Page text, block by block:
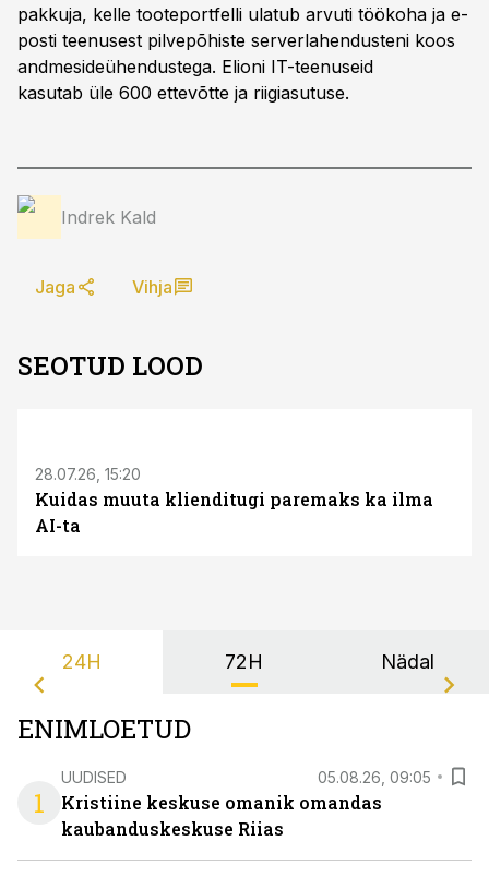
pakkuja, kelle tooteportfelli ulatub arvuti töökoha ja e-
posti teenusest pilvepõhiste serverlahendusteni koos
andmesideühendustega. Elioni IT-teenuseid
kasutab üle 600 ettevõtte ja riigiasutuse.
Indrek Kald
Jaga Vihja
SEOTUD LOOD
28.07.26, 15:20
Kuidas muuta klienditugi paremaks ka ilma
AI-ta
24H 72H Nädal
ENIMLOETUD
1
UUDISED 05.08.26, 09:05
Kristiine keskuse omanik omandas
kaubanduskeskuse Riias